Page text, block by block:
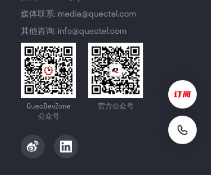
媒体联系: media@quectel.com
其他咨询: info@quectel.com
QuecDevZone
公众号
官方公众号